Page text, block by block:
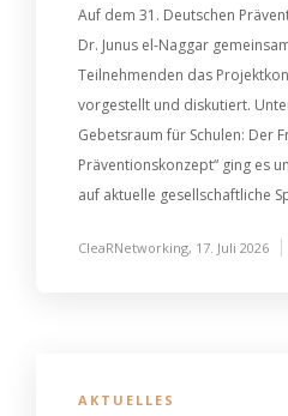
Auf dem 31. Deutschen
Dr. Junus el-Naggar
Teilnehmenden das
vorgestellt und diskutiert.
Gebetsraum für Schulen: Der
Präventionskonzept“ ging es
auf aktuelle gesellschaftliche
CleaRNetworking, 17. Juli 2026
AKTUELLES